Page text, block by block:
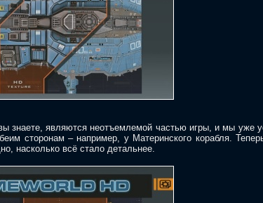
знаете, являются неотъемлемой частью игры, и мы уже
сторонам – например, у Материнского корабля.
насколько всё стало детальнее.